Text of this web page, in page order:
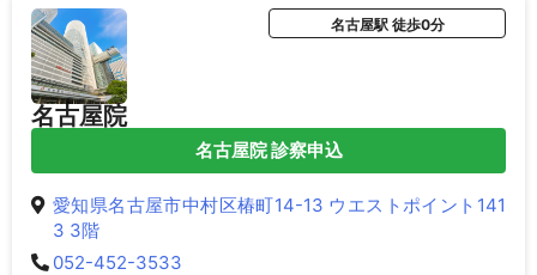
名古屋院
名古屋駅 徒歩0分
名古屋院 診察申込
愛知県名古屋市中村区椿町14-13 ウエストポイント141
3 3階
052-452-3533